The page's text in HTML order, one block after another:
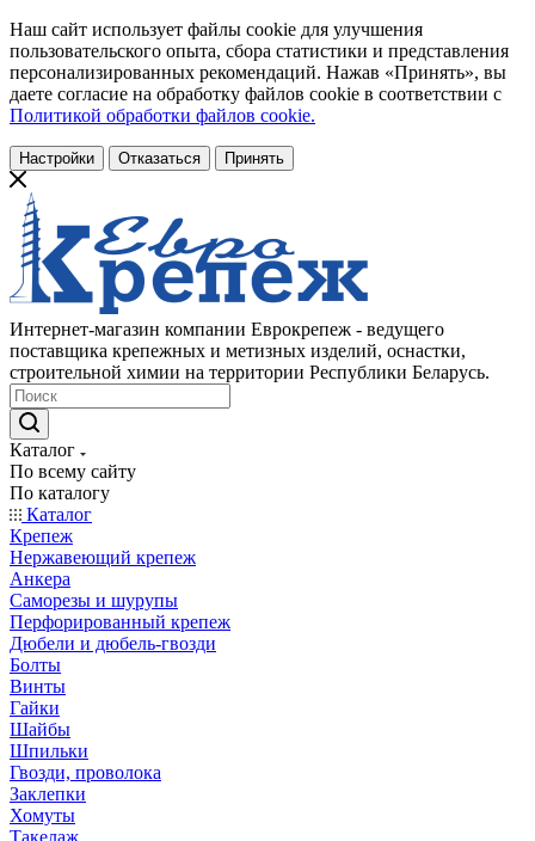
Наш сайт использует файлы cookie для улучшения
пользовательского опыта, сбора статистики и представления
персонализированных рекомендаций. Нажав «Принять», вы
даете согласие на обработку файлов cookie в соответствии с
Политикой обработки файлов cookie.
Настройки Отказаться Принять
Интернет-магазин компании Еврокрепеж - ведущего
поставщика крепежных и метизных изделий, оснастки,
строительной химии на территории Республики Беларусь.
Каталог
По всему сайту
По каталогу
Каталог
Крепеж
Нержавеющий крепеж
Анкера
Саморезы и шурупы
Перфорированный крепеж
Дюбели и дюбель-гвозди
Болты
Винты
Гайки
Шайбы
Шпильки
Гвозди, проволока
Заклепки
Хомуты
Такелаж